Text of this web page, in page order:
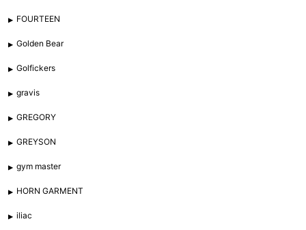
FOURTEEN
Golden Bear
Golfickers
gravis
GREGORY
GREYSON
gym master
HORN GARMENT
iliac